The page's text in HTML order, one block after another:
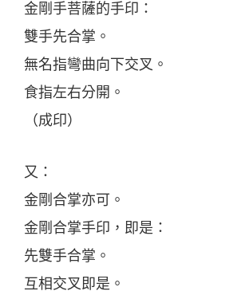
金剛手菩薩的手印：
雙手先合掌。
無名指彎曲向下交叉。
食指左右分開。
（成印）
又：
金剛合掌亦可。
金剛合掌手印，即是：
先雙手合掌。
互相交叉即是。